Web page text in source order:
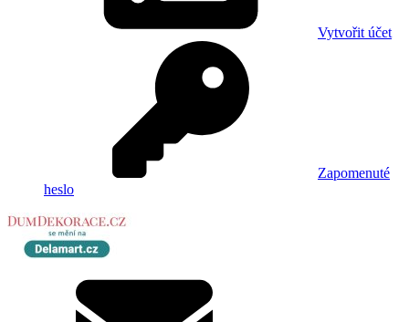
Vytvořit účet
Zapomenuté
heslo